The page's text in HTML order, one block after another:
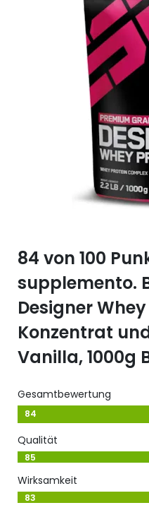
Selen (Se)
Silicium (Si)
Zink (Zn)
Vitamin B12
Vitamin C
Vitamin D
Vitamin E
Vitamin K
Vitamin Q
84 von 100
supplemento.
Designer
Konzentrat
Vanilla, 1000g
Gesamtbewertung
84
Qualität
85
Wirksamkeit
83